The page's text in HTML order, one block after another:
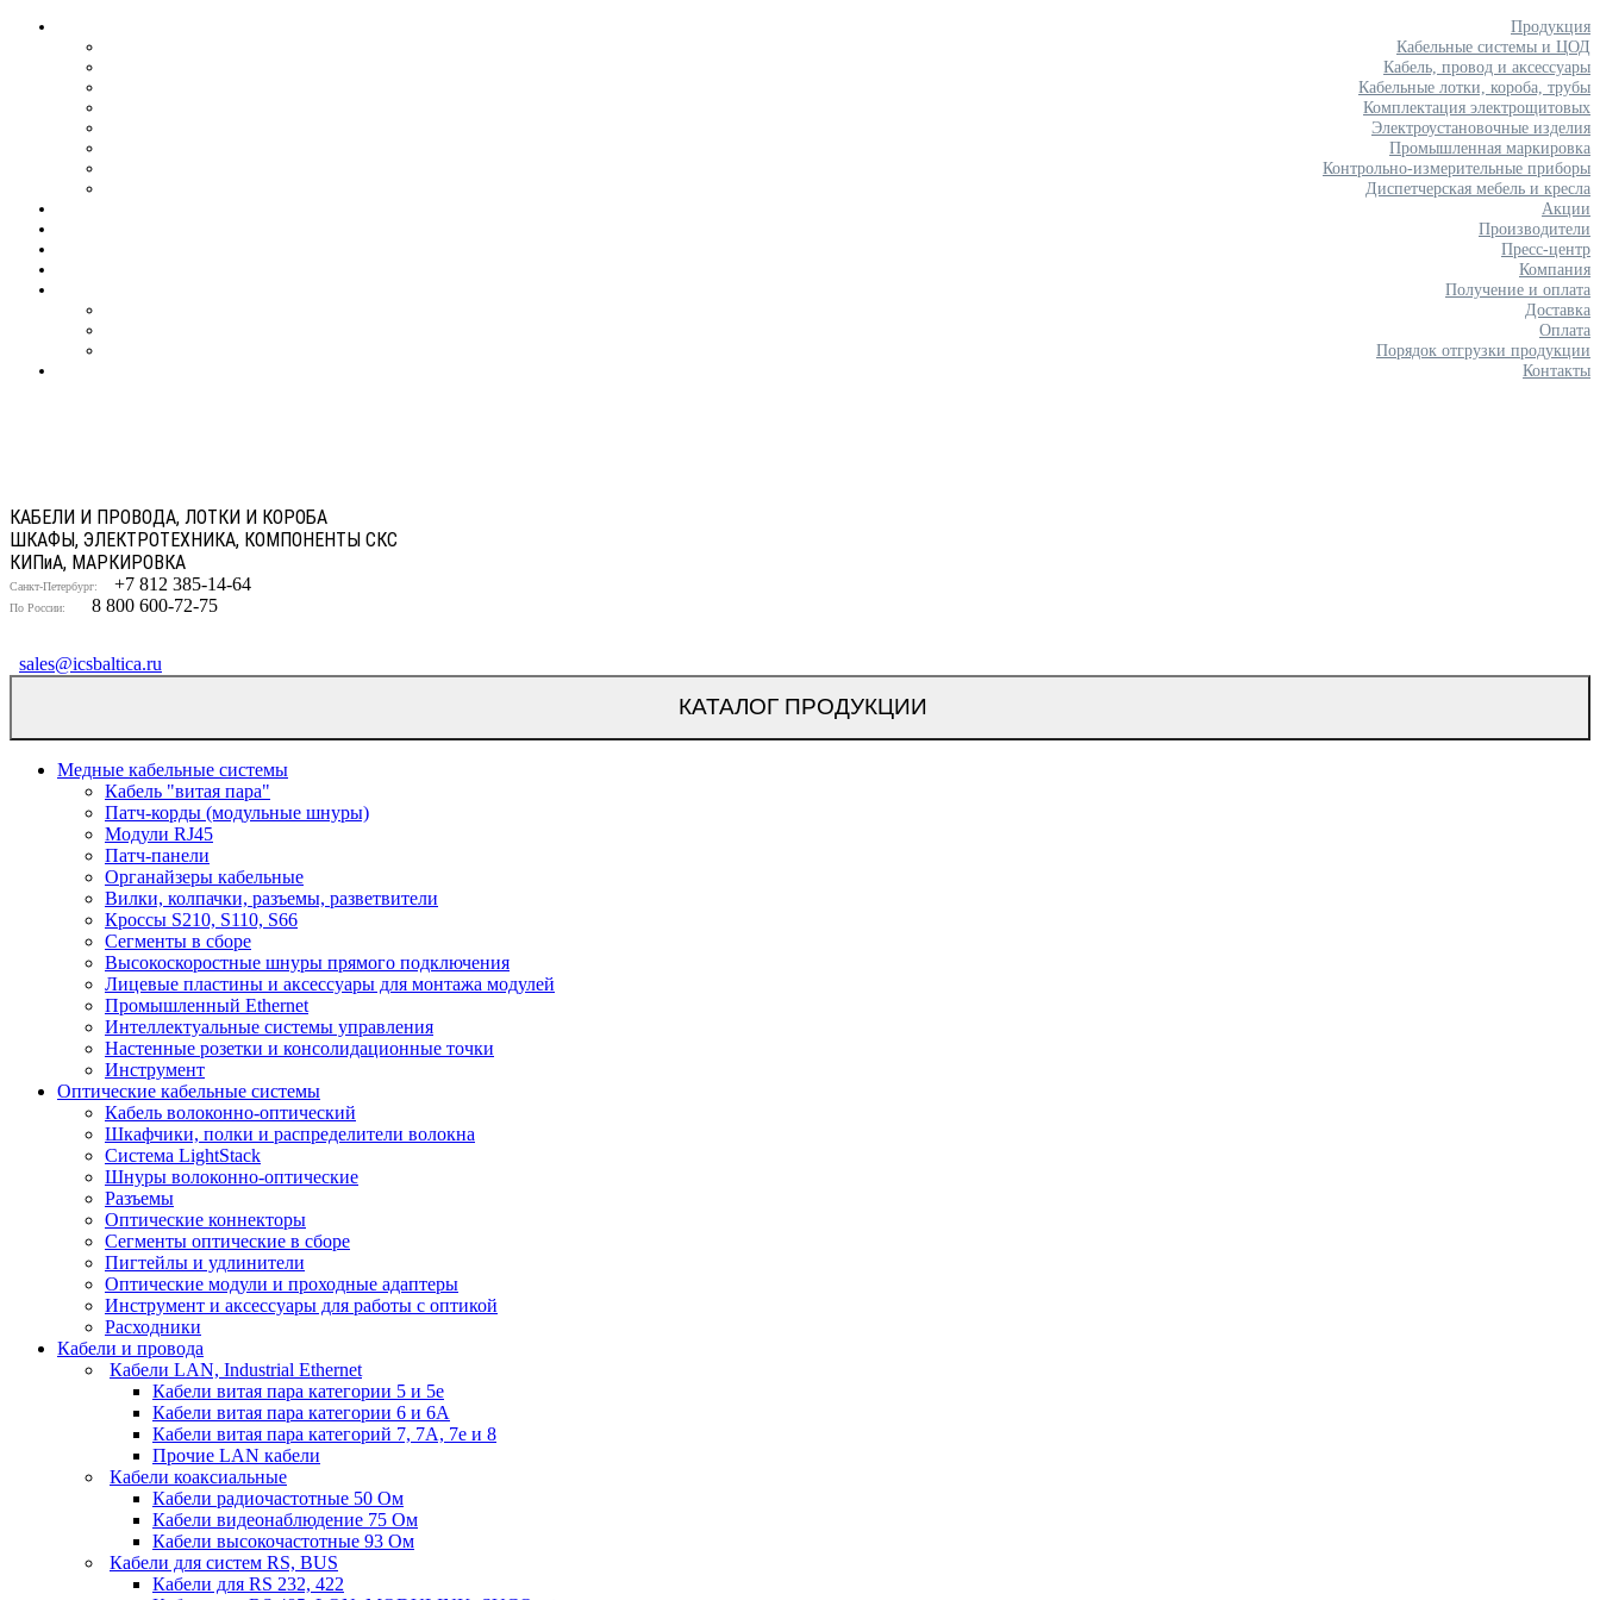
Продукция
Кабельные системы и ЦОД
Кабель, провод и аксессуары
Кабельные лотки, короба, трубы
Комплектация электрощитовых
Электроустановочные изделия
Промышленная маркировка
Контрольно-измерительные приборы
Диспетчерская мебель и кресла
Акции
Производители
Пресс-центр
Компания
Получение и оплата
Доставка
Оплата
Порядок отгрузки продукции
Контакты
КАБЕЛИ И ПРОВОДА, ЛОТКИ И КОРОБА
ШКАФЫ, ЭЛЕКТРОТЕХНИКА, КОМПОНЕНТЫ СКС
КИПиА, МАРКИРОВКА
Санкт-Петербург: +7 812 385-14-64
По России: 8 800 600-72-75
sales@icsbaltica.ru
КАТАЛОГ ПРОДУКЦИИ
Медные кабельные системы
Кабель "витая пара"
Патч-корды (модульные шнуры)
Модули RJ45
Патч-панели
Органайзеры кабельные
Вилки, колпачки, разъемы, разветвители
Кроссы S210, S110, S66
Сегменты в сборе
Высокоскоростные шнуры прямого подключения
Лицевые пластины и аксессуары для монтажа модулей
Промышленный Ethernet
Интеллектуальные системы управления
Настенные розетки и консолидационные точки
Инструмент
Оптические кабельные системы
Кабель волоконно-оптический
Шкафчики, полки и распределители волокна
Система LightStack
Шнуры волоконно-оптические
Разъемы
Оптические коннекторы
Сегменты оптические в сборе
Пигтейлы и удлинители
Оптические модули и проходные адаптеры
Инструмент и аксессуары для работы с оптикой
Расходники
Кабели и провода
Кабели LAN, Industrial Ethernet
Кабели витая пара категории 5 и 5е
Кабели витая пара категории 6 и 6A
Кабели витая пара категорий 7, 7А, 7е и 8
Прочие LAN кабели
Кабели коаксиальные
Кабели радиочастотные 50 Ом
Кабели видеонаблюдение 75 Ом
Кабели высокочастотные 93 Ом
Кабели для систем RS, BUS
Кабели для RS 232, 422